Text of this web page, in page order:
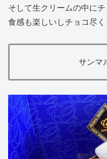
そして生クリームの中に
食感も楽しいしチョコ尽く
サン